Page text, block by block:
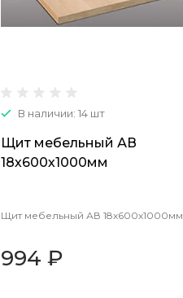
В наличии: 14 шт
Щит мебельный АВ
18х600х1000мм
Щит мебельный АВ 18х600х1000мм
994 ₽